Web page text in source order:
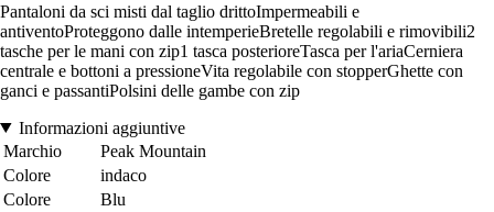
Pantaloni da sci misti dal taglio drittoImpermeabili e
antiventoProteggono dalle intemperieBretelle regolabili e rimovibili2
tasche per le mani con zip1 tasca posterioreTasca per l'ariaCerniera
centrale e bottoni a pressioneVita regolabile con stopperGhette con
ganci e passantiPolsini delle gambe con zip
Informazioni aggiuntive
Marchio
Peak Mountain
Colore
indaco
Colore
Blu